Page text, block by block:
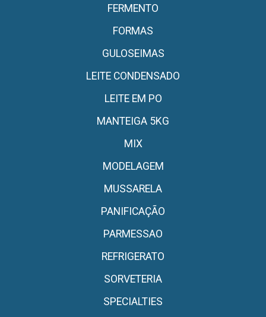
FERMENTO
FORMAS
GULOSEIMAS
LEITE CONDENSADO
LEITE EM PO
MANTEIGA 5KG
MIX
MODELAGEM
MUSSARELA
PANIFICAÇÃO
PARMESSAO
REFRIGERATO
SORVETERIA
SPECIALTIES